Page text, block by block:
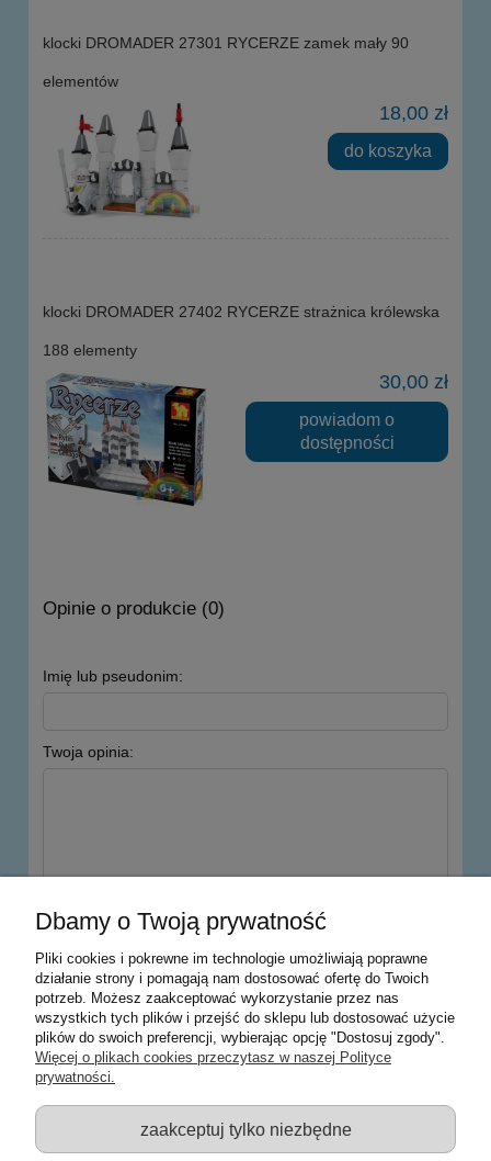
klocki DROMADER 27301 RYCERZE zamek mały 90
elementów
18,00 zł
do koszyka
klocki DROMADER 27402 RYCERZE strażnica królewska
188 elementy
30,00 zł
powiadom o
dostępności
Opinie o produkcie (0)
Imię lub pseudonim:
Twoja opinia:
Warunki zakupów
Moje konto
Informacje o sklepie
Sklep z zabawkami Łódź :: Hurownia zabawek :: Zabawki
Dbamy o Twoją prywatność
Pliki cookies i pokrewne im technologie umożliwiają poprawne
działanie strony i pomagają nam dostosować ofertę do Twoich
potrzeb. Możesz zaakceptować wykorzystanie przez nas
wszystkich tych plików i przejść do sklepu lub dostosować użycie
plików do swoich preferencji, wybierając opcję "Dostosuj zgody".
Więcej o plikach cookies przeczytasz w naszej Polityce
prywatności.
zaakceptuj tylko niezbędne